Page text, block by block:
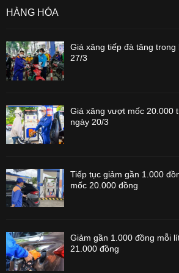
HÀNG HÓA
Giá xăng tiếp đà tăng trong
27/3
Giá xăng vượt mốc 20.000
ngày 20/3
Tiếp tục giảm gần 1.000
mốc 20.000 đồng
Giảm gần 1.000 đồng mỗi
21.000 đồng